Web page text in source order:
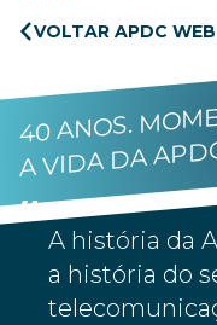
VOLTAR APDC
40 ANOS.
A VIDA DA
A história da
a história do